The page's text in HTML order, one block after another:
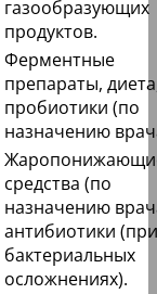
газообразующих
продуктов.
Ферментные
препараты,
пробиотики (по
назначению
средства (по
назначению
антибиотики (при
бактериальных
осложнениях).